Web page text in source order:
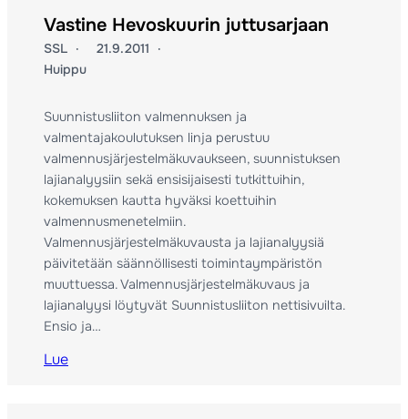
Vastine Hevoskuurin juttusarjaan
SSL
21.9.2011
Huippu
Suunnistusliiton valmennuksen ja
valmentajakoulutuksen linja perustuu
valmennusjärjestelmäkuvaukseen, suunnistuksen
lajianalyysiin sekä ensisijaisesti tutkittuihin,
kokemuksen kautta hyväksi koettuihin
valmennusmenetelmiin.
Valmennusjärjestelmäkuvausta ja lajianalyysiä
päivitetään säännöllisesti toimintaympäristön
muuttuessa. Valmennusjärjestelmäkuvaus ja
lajianalyysi löytyvät Suunnistusliiton nettisivuilta.
Ensio ja…
Lue